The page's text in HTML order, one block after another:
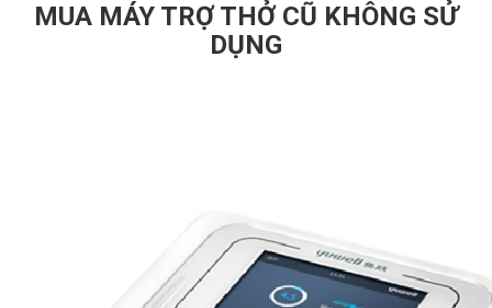
MUA MÁY TRỢ THỞ CŨ KHÔNG SỬ
DỤNG